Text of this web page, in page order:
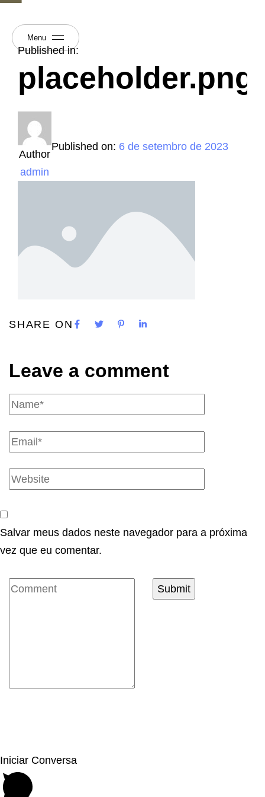
Menu
Published in:
placeholder.png
Author
admin
Published on: 6 de setembro de 2023
SHARE ON
Leave a comment
Salvar meus dados neste navegador para a próxima
vez que eu comentar.
Iniciar Conversa